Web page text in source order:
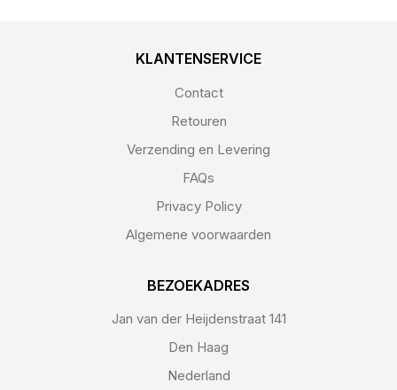
KLANTENSERVICE
Contact
Retouren
Verzending en Levering
FAQs
Privacy Policy
Algemene voorwaarden
BEZOEKADRES
Jan van der Heijdenstraat 141
Den Haag
Nederland